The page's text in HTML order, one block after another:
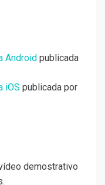
Android publicada
iOS publicada por
demostrativo